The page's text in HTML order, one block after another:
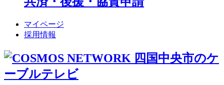
マイページ
採用情報